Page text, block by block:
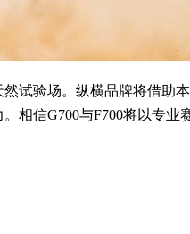
试验场。纵横品牌将借助
相信G700与F700将以专业